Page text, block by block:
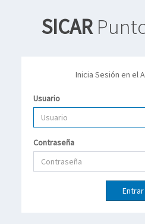
SICAR
Inicia Sesión en el
Usuario
Contraseña
Entrar